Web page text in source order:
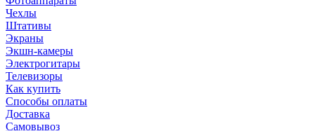
Чехлы
Штативы
Экраны
Экшн-камеры
Электрогитары
Телевизоры
Как купить
Способы оплаты
Доставка
Самовывоз